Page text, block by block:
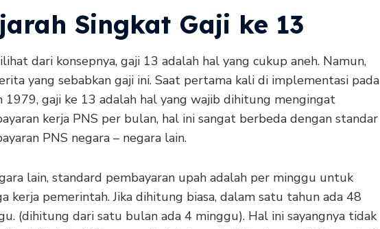
Singkat Gaji ke 13
dari konsepnya, gaji 13 adalah hal yang cukup aneh. Namun,
yang sebabkan gaji ini. Saat pertama kali di implementasi pada
1979, gaji ke 13 adalah hal yang wajib dihitung mengingat
kerja PNS per bulan, hal ini sangat berbeda dengan standar
PNS negara – negara lain.
lain, standard pembayaran upah adalah per minggu untuk
kerja pemerintah. Jika dihitung biasa, dalam satu tahun ada 48
(dihitung dari satu bulan ada 4 minggu). Hal ini sayangnya tidak